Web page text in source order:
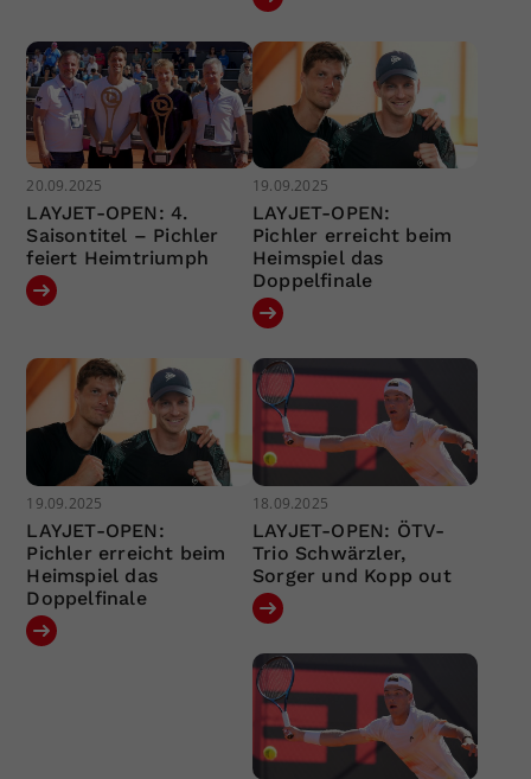
20.09.2025
LAYJET-OPEN: 4.
Saisontitel – Pichler
feiert Heimtriumph
19.09.2025
LAYJET-OPEN:
Pichler erreicht beim
Heimspiel das
Doppelfinale
19.09.2025
LAYJET-OPEN:
Pichler erreicht beim
Heimspiel das
Doppelfinale
18.09.2025
LAYJET-OPEN: ÖTV-
Trio Schwärzler,
Sorger und Kopp out